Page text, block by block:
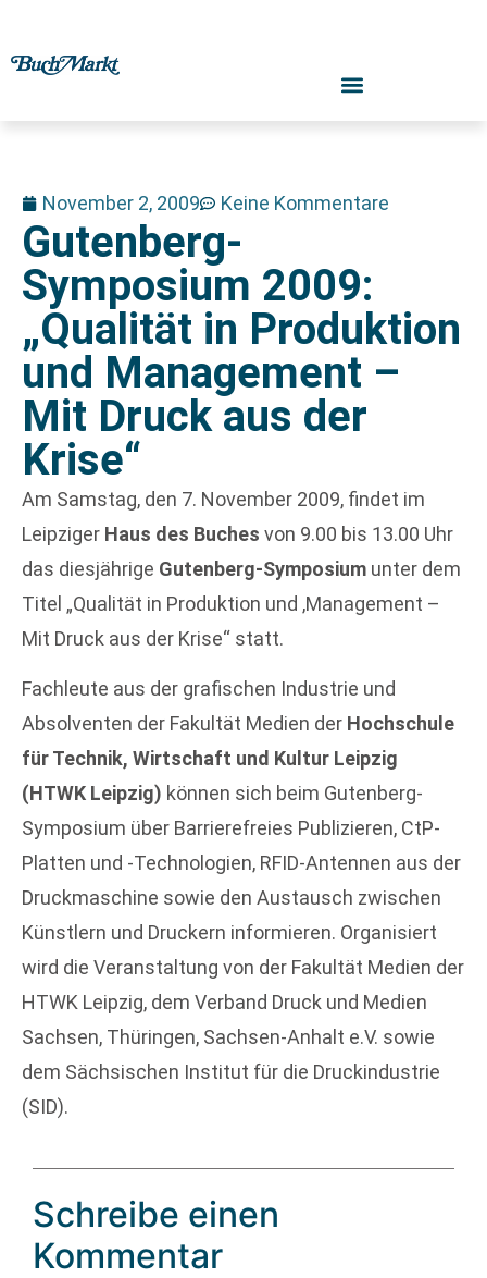
November 2, 2009 Keine Kommentare
Gutenberg-
Symposium 2009:
„Qualität in Produktion
und Management –
Mit Druck aus der
Krise“
Am Samstag, den 7. November 2009, findet im
Leipziger Haus des Buches von 9.00 bis 13.00 Uhr
das diesjährige Gutenberg-Symposium unter dem
Titel „Qualität in Produktion und ,Management –
Mit Druck aus der Krise“ statt.
Fachleute aus der grafischen Industrie und
Absolventen der Fakultät Medien der Hochschule
für Technik, Wirtschaft und Kultur Leipzig
(HTWK Leipzig) können sich beim Gutenberg-
Symposium über Barrierefreies Publizieren, CtP-
Platten und -Technologien, RFID-Antennen aus der
Druckmaschine sowie den Austausch zwischen
Künstlern und Druckern informieren. Organisiert
wird die Veranstaltung von der Fakultät Medien der
HTWK Leipzig, dem Verband Druck und Medien
Sachsen, Thüringen, Sachsen-Anhalt e.V. sowie
dem Sächsischen Institut für die Druckindustrie
(SID).
Schreibe einen
Kommentar